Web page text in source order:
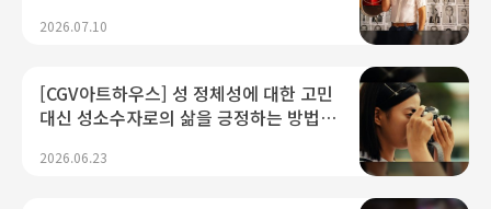
2026.07.10
[CGV아트하우스] 성 정체성에 대한 고민
대신 성소수자로의 삶을 긍정하는 방법,
2026.06.23